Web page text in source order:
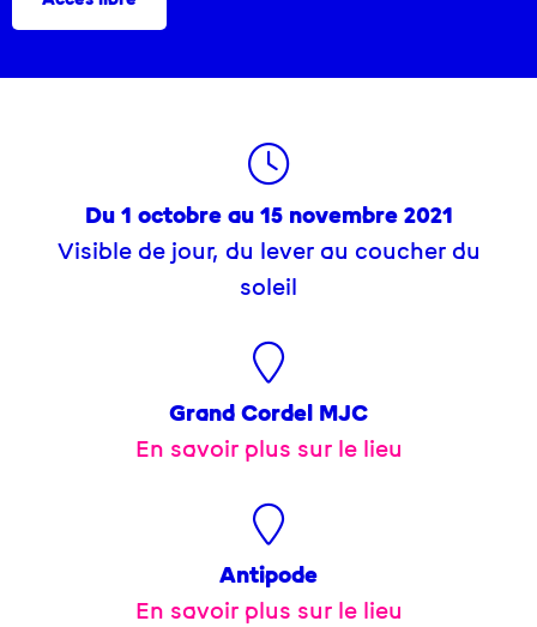
Du 1 octobre au 15 novembre 2021
Visible de jour, du lever au coucher du
soleil
Grand Cordel MJC
En savoir plus sur le lieu
Antipode
En savoir plus sur le lieu